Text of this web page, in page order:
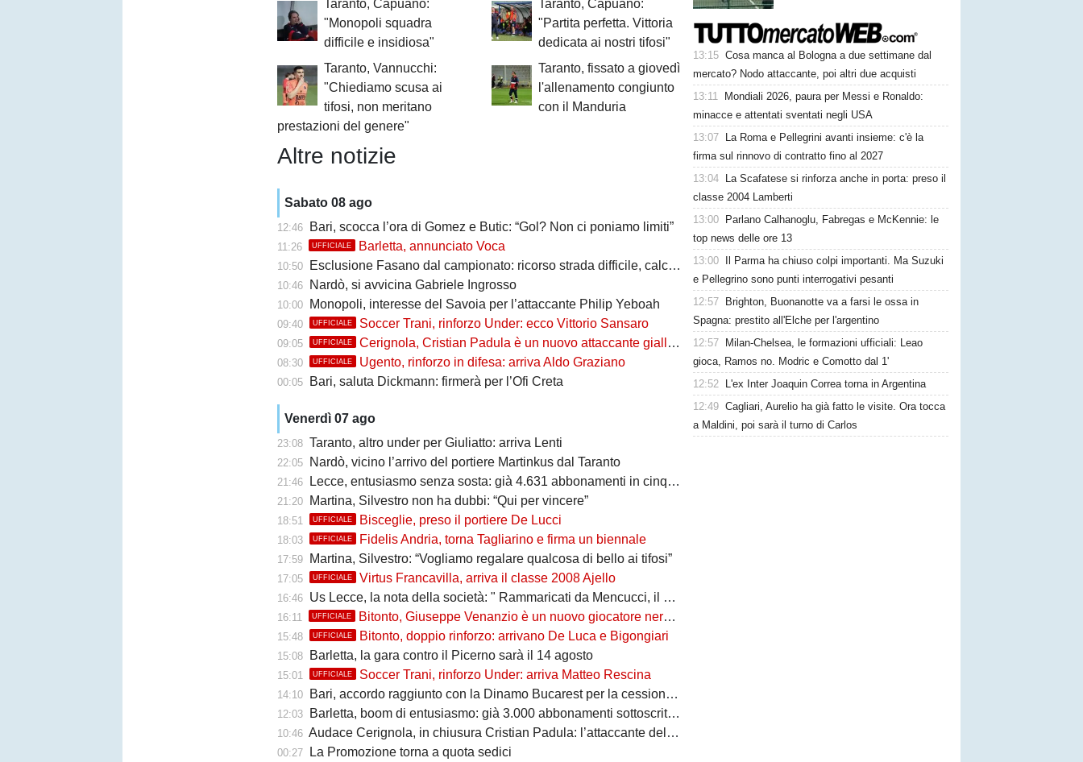
Taranto, Capuano:
"Monopoli squadra
difficile e insidiosa"
Taranto, Capuano:
"Partita perfetta. Vittoria
dedicata ai nostri tifosi"
Taranto, Vannucchi:
"Chiediamo scusa ai
tifosi, non meritano
prestazioni del genere"
Taranto, fissato a giovedì
l'allenamento congiunto
con il Manduria
Altre notizie
Sabato 08 ago
12:46 Bari, scocca l’ora di Gomez e Butic: “Gol? Non ci poniamo limiti”
11:26 UFFICIALE Barletta, annunciato Voca
10:50 Esclusione Fasano dal campionato: ricorso strada difficile, calciatori in fuga
10:46 Nardò, si avvicina Gabriele Ingrosso
10:00 Monopoli, interesse del Savoia per l’attaccante Philip Yeboah
09:40 UFFICIALE Soccer Trani, rinforzo Under: ecco Vittorio Sansaro
09:05 UFFICIALE Cerignola, Cristian Padula è un nuovo attaccante gialloblù
08:30 UFFICIALE Ugento, rinforzo in difesa: arriva Aldo Graziano
00:05 Bari, saluta Dickmann: firmerà per l’Ofi Creta
Venerdì 07 ago
23:08 Taranto, altro under per Giuliatto: arriva Lenti
22:05 Nardò, vicino l’arrivo del portiere Martinkus dal Taranto
21:46 Lecce, entusiasmo senza sosta: già 4.631 abbonamenti in cinque giorni
21:20 Martina, Silvestro non ha dubbi: “Qui per vincere”
18:51 UFFICIALE Bisceglie, preso il portiere De Lucci
18:03 UFFICIALE Fidelis Andria, torna Tagliarino e firma un biennale
17:59 Martina, Silvestro: “Vogliamo regalare qualcosa di bello ai tifosi”
17:05 UFFICIALE Virtus Francavilla, arriva il classe 2008 Ajello
16:46 Us Lecce, la nota della società: " Rammaricati da Mencucci, il 10 CDA straordinario"
16:11 UFFICIALE Bitonto, Giuseppe Venanzio è un nuovo giocatore neroverde
15:48 UFFICIALE Bitonto, doppio rinforzo: arrivano De Luca e Bigongiari
15:08 Barletta, la gara contro il Picerno sarà il 14 agosto
15:01 UFFICIALE Soccer Trani, rinforzo Under: arriva Matteo Rescina
14:10 Bari, accordo raggiunto con la Dinamo Bucarest per la cessione di Matthias Verreth
12:03 Barletta, boom di entusiasmo: già 3.000 abbonamenti sottoscritti per la Serie C
10:46 Audace Cerignola, in chiusura Cristian Padula: l’attaccante del Torino arriva in prestito
00:27 La Promozione torna a quota sedici
13:15 Cosa manca al Bologna a due settimane dal
mercato? Nodo attaccante, poi altri due acquisti
13:11
Mondiali 2026, paura per Messi e Ronaldo:
minacce e attentati sventati negli USA
13:07
La Roma e Pellegrini avanti insieme: c'è la
firma sul rinnovo di contratto fino al 2027
13:04
La Scafatese si rinforza anche in porta: preso il
classe 2004 Lamberti
13:00
Parlano Calhanoglu, Fabregas e McKennie: le
top news delle ore 13
13:00
Il Parma ha chiuso colpi importanti. Ma Suzuki
e Pellegrino sono punti interrogativi pesanti
12:57
Brighton, Buonanotte va a farsi le ossa in
Spagna: prestito all'Elche per l'argentino
12:57
Milan-Chelsea, le formazioni ufficiali: Leao
gioca, Ramos no. Modric e Comotto dal 1'
12:52
L'ex Inter Joaquin Correa torna in Argentina
12:49 Cagliari, Aurelio ha già fatto le visite. Ora tocca
a Maldini, poi sarà il turno di Carlos